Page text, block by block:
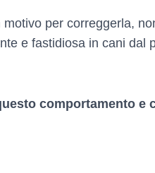
per correggerla,
e fastidiosa in cani dal
comportamento e